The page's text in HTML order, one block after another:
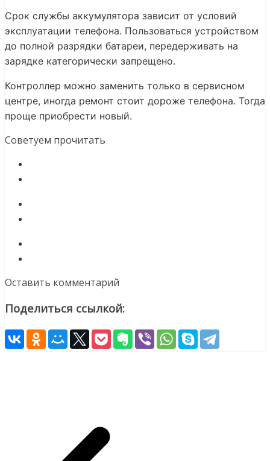
Срок службы аккумулятора зависит от условий
эксплуатации телефона. Пользоваться устройством
до полной разрядки батареи, передерживать на
зарядке категорически запрещено.
Контроллер можно заменить только в сервисном
центре, иногда ремонт стоит дороже телефона. Тогда
проще приобрести новый.
Советуем прочитать
Оставить комментарий
Поделиться ссылкой: